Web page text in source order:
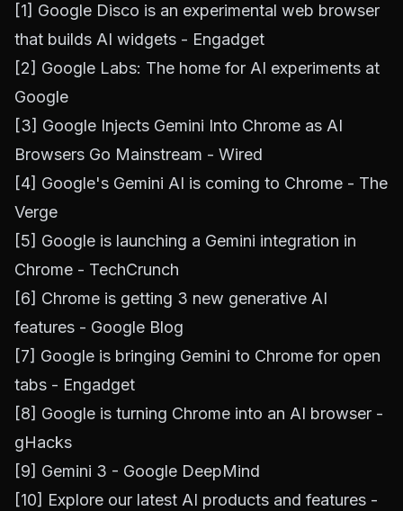
[1] Google Disco is an experimental web browser
that builds AI widgets - Engadget
[2] Google Labs: The home for AI experiments at
Google
[3] Google Injects Gemini Into Chrome as AI
Browsers Go Mainstream - Wired
[4] Google's Gemini AI is coming to Chrome - The
Verge
[5] Google is launching a Gemini integration in
Chrome - TechCrunch
[6] Chrome is getting 3 new generative AI
features - Google Blog
[7] Google is bringing Gemini to Chrome for open
tabs - Engadget
[8] Google is turning Chrome into an AI browser -
gHacks
[9] Gemini 3 - Google DeepMind
[10] Explore our latest AI products and features -